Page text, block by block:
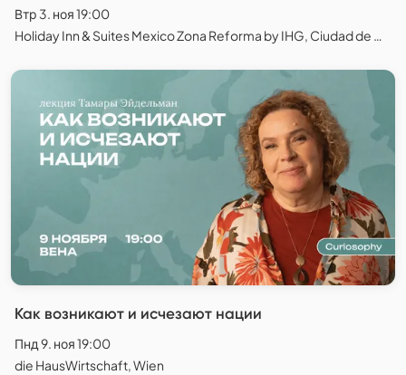
Втр 3. ноя 19:00
Holiday Inn & Suites Mexico Zona Reforma by IHG, Ciudad de México
Как возникают и исчезают нации
Пнд 9. ноя 19:00
die HausWirtschaft, Wien